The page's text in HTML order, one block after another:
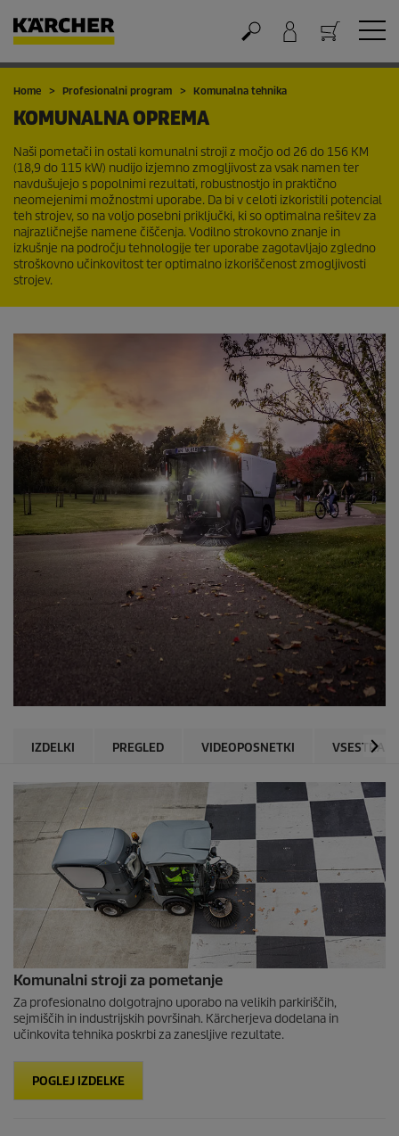
Nakupovalna košarica
Home Profesionalni program Komunalna tehnika
KOMUNALNA OPREMA
Naši pometači in ostali komunalni stroji z močjo od 26 do 156 KM
(18,9 do 115 kW) nudijo izjemno zmogljivost za vsak namen ter
navdušujejo s popolnimi rezultati, robustnostjo in praktično
neomejenimi možnostmi uporabe. Da bi v celoti izkoristili potencial
teh strojev, so na voljo posebni priključki, ki so optimalna rešitev za
najrazličnejše namene čiščenja. Vodilno strokovno znanje in
izkušnje na področju tehnologije ter uporabe zagotavljajo zgledno
stroškovno učinkovitost ter optimalno izkoriščenost zmogljivosti
strojev.
IZDELKI PREGLED VIDEOPOSNETKI
Komunalni stroji za pometanje
Za profesionalno dolgotrajno uporabo na velikih parkiriščih,
sejmiščih in industrijskih površinah. Kärcherjeva dodelana in
učinkovita tehnika poskrbi za zanesljive rezultate.
POGLEJ IZDELKE